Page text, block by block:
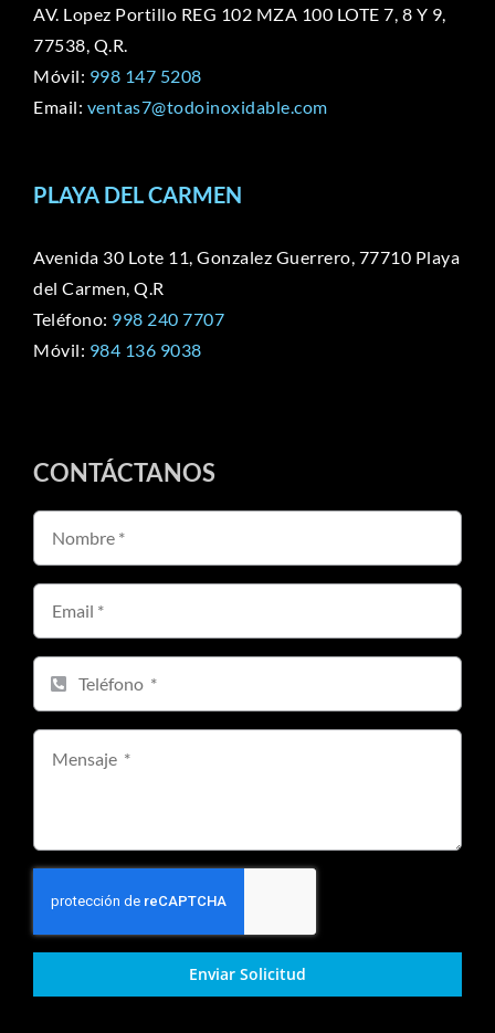
AV. Lopez Portillo REG 102 MZA 100 LOTE 7, 8 Y 9,
77538, Q.R.
Móvil: 998 147 5208
Email: ventas7@todoinoxidable.com
PLAYA DEL CARMEN
Avenida 30 Lote 11, Gonzalez Guerrero, 77710 Playa
del Carmen, Q.R
Teléfono: 998 240 7707
Móvil: 984 136 9038
CONTÁCTANOS
Enviar Solicitud